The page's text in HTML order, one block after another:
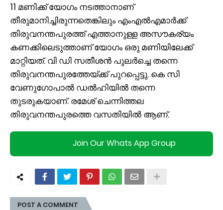
11 മണിക്ക് യോഗം നടത്താനാണ്
തീരുമാനിച്ചിരുന്നതെങ്കിലും എംഎൽഎമാർക്ക്
തിരുവനന്തപുരത്ത് എത്താനുള്ള അസൗകര്യം
കണക്കിലെടുത്താണ് യോഗം ഒരു മണിയിലേക്ക്
മാറ്റിയത്. വി ഡി സതീശൻ പുലർച്ചെ തന്നെ
തിരുവനന്തപുരത്തേയ്ക്ക് പുറപ്പെട്ടു. കെ സി
വേണുഗോപാൽ ഡൽഹിയിൽ തന്നെ
തുടരുകയാണ്. രമേശ് ചെന്നിത്തല
തിരുവനന്തപുരത്തെ വസതിയിൽ ആണ്.
Join Our Whats App Group
POST A COMMENT